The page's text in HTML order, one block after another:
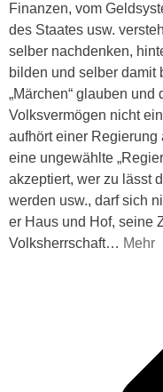
Finanzen, vom
des Staates usw.
selber nachdenken,
bilden und selber damit
„Märchen“ glauben
Volksvermögen nicht
aufhört einer Regierung
eine ungewählte
akzeptiert, wer zu lässt
werden usw., darf sich
er Haus und Hof, seine
Volksherrschaft… Mehr